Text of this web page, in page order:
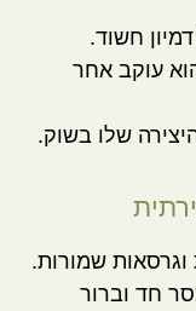
חשוד.
עוקב אחר
שלו בשוק.
וגרסאות שמורות.
חד וברור